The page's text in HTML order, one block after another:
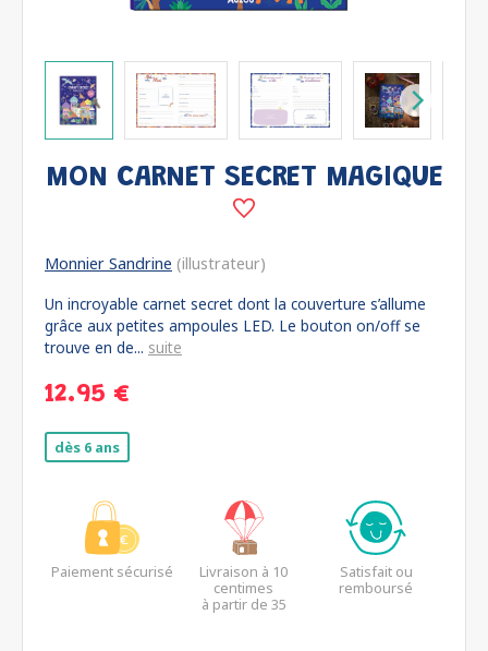
MON CARNET SECRET MAGIQUE
Monnier Sandrine (illustrateur)
Un incroyable carnet secret dont la couverture s’allume
grâce aux petites ampoules LED. Le bouton on/off se
trouve en de... suite
12.95 €
dès 6 ans
Paiement sécurisé
Livraison à 10
centimes
à partir de 35
Satisfait ou
remboursé